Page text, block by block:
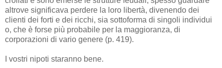
altrove significava perdere la loro libertà, divenendo dei
clienti dei forti e dei ricchi, sia sottoforma di singoli individui
o, che è forse più probabile per la maggioranza, di
corporazioni di vario genere (p. 419).
I vostri nipoti staranno bene.